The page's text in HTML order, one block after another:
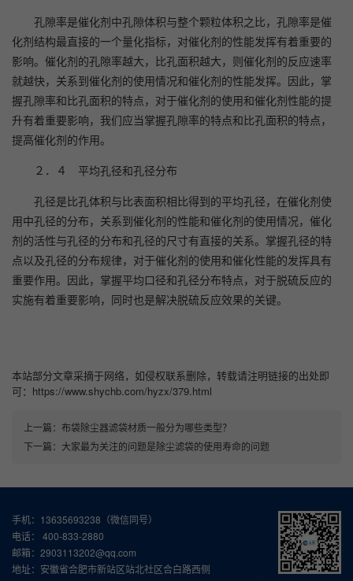
孔隙率是催化剂中孔隙体积与整个颗粒体积之比，孔隙率是催
化剂结构最直接的一个量化指标，对催化剂的性能发挥有着重要的
影响。催化剂的孔隙率越大，比孔面积越大，则催化剂的反应速率
就越快，关系到催化剂的使用情况和催化剂的性能发挥。因此，掌
握孔隙率和比孔面积的特点，对于催化剂的使用和催化剂性能的提
升有着重要影响，我们应当掌握孔隙率的特点和比孔面积的特点，
提高催化剂的作用。
２．４ 平均孔径和孔径分布
孔径是比孔体积与比表面积相比得到的平均孔径，在催化剂使
用中孔径的分布，关系到催化剂的性能和催化剂的使用情况，催化
剂的活性与孔径的分布和孔径的尺寸有直接的关系。掌握孔径的特
点以及孔径的分布规律，对于催化剂的使用和催化性能的发挥具有
重要作用。因此，掌握平均口径和孔径分布特点，对于脱硫反应的
实施有着重要影响，同时也是解决脱硫反应效果的关键。
本站部分文章采摘于网络，如侵权联系删除，转载请注明链接的出处即
可：https://www.shychb.com/hyzx/379.html
上一篇： 布袋除尘器滤袋材质一般分为哪些类型？
下一篇： 大家最为关注的问题是除尘滤袋的使用寿命的问题
手机：13635693238（微信同号）
电话： 400-833-2880
邮箱：2903113202@qq.com
地址：安徽省合肥市新站区站北社区合白路西侧